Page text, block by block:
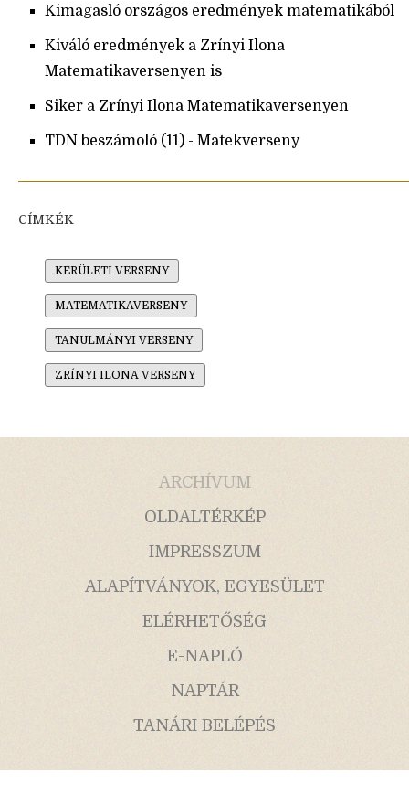
Kimagasló országos eredmények matematikából
Kiváló eredmények a Zrínyi Ilona
Matematikaversenyen is
Siker a Zrínyi Ilona Matematikaversenyen
TDN beszámoló (11) - Matekverseny
CÍMKÉK
KERÜLETI VERSENY
MATEMATIKAVERSENY
TANULMÁNYI VERSENY
ZRÍNYI ILONA VERSENY
ARCHÍVUM
OLDALTÉRKÉP
IMPRESSZUM
ALAPÍTVÁNYOK, EGYESÜLET
ELÉRHETŐSÉG
E-NAPLÓ
NAPTÁR
TANÁRI BELÉPÉS